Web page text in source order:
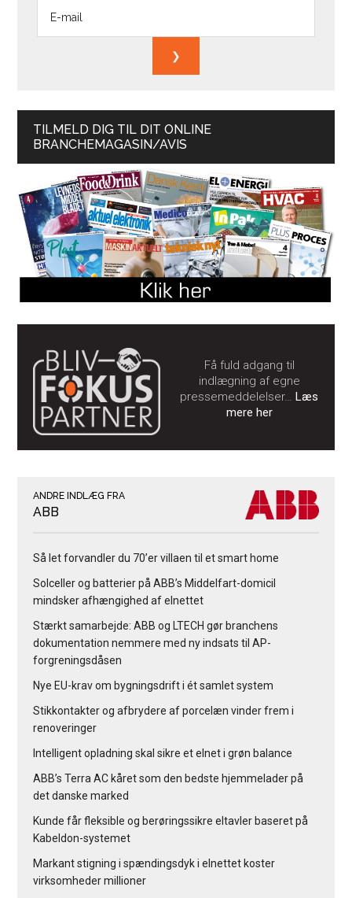
TILMELD DIG TIL DIT ONLINE
BRANCHEMAGASIN/AVIS
Få fuld adgang til
indlægning af egne
pressemeddelelser…Læs
mere her
ANDRE INDLÆG FRA
ABB
Så let forvandler du 70’er villaen til et smart home
Solceller og batterier på ABB’s Middelfart-domicil
mindsker afhængighed af elnettet
Stærkt samarbejde: ABB og LTECH gør branchens
dokumentation nemmere med ny indsats til AP-
forgreningsdåsen
Nye EU-krav om bygningsdrift i ét samlet system
Stikkontakter og afbrydere af porcelæn vinder frem i
renoveringer
Intelligent opladning skal sikre et elnet i grøn balance
ABB’s Terra AC kåret som den bedste hjemmelader på
det danske marked
Kunde får fleksible og berøringssikre eltavler baseret på
Kabeldon-systemet
Markant stigning i spændingsdyk i elnettet koster
virksomheder millioner